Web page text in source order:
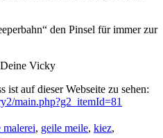
den Pinsel für immer zur
Vicky
auf dieser Webseite zu sehen:
main.php?g2_itemId=81
malerei, geile meile, kiez,